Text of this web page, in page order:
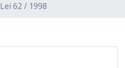
Lei 62 / 1998